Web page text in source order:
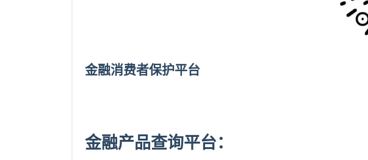
金融消费者保护平台
金融产品查询平台：